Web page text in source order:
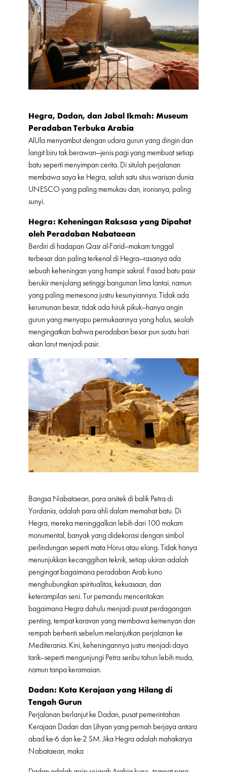
Hegra, Dadan, dan Jabal Ikmah: Museum
Peradaban Terbuka Arabia
AlUla menyambut dengan udara gurun yang dingin dan
langit biru tak berawan—jenis pagi yang membuat setiap
batu seperti menyimpan cerita. Di situlah perjalanan
membawa saya ke Hegra, salah satu situs warisan dunia
UNESCO yang paling memukau dan, ironisnya, paling
sunyi.
Hegra: Keheningan Raksasa yang Dipahat
oleh Peradaban Nabataean
Berdiri di hadapan Qasr al-Farid—makam tunggal
terbesar dan paling terkenal di Hegra—rasanya ada
sebuah keheningan yang hampir sakral. Fasad batu pasir
berukir menjulang setinggi bangunan lima lantai, namun
yang paling memesona justru kesunyiannya. Tidak ada
kerumunan besar, tidak ada hiruk pikuk—hanya angin
gurun yang menyapu permukaannya yang halus, seolah
mengingatkan bahwa peradaban besar pun suatu hari
akan larut menjadi pasir.
Bangsa Nabataean, para arsitek di balik Petra di
Yordania, adalah para ahli dalam memahat batu. Di
Hegra, mereka meninggalkan lebih dari 100 makam
monumental, banyak yang didekorasi dengan simbol
perlindungan seperti mata Horus atau elang. Tidak hanya
menunjukkan kecanggihan teknik, setiap ukiran adalah
pengingat bagaimana peradaban Arab kuno
menghubungkan spiritualitas, kekuasaan, dan
keterampilan seni. Tur pemandu menceritakan
bagaimana Hegra dahulu menjadi pusat perdagangan
penting, tempat karavan yang membawa kemenyan dan
rempah berhenti sebelum melanjutkan perjalanan ke
Mediterania. Kini, keheningannya justru menjadi daya
tarik—seperti mengunjungi Petra seribu tahun lebih muda,
namun tanpa keramaian.
Dadan: Kota Kerajaan yang Hilang di
Tengah Gurun
Perjalanan berlanjut ke Dadan, pusat pemerintahan
Kerajaan Dadan dan Lihyan yang pernah berjaya antara
abad ke-6 dan ke-2 SM. Jika Hegra adalah mahakarya
Nabataean, maka